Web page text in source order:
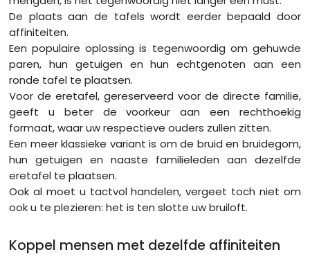
De plaats aan de tafels wordt eerder bepaald door
affiniteiten.
Een populaire oplossing is tegenwoordig om gehuwde
paren, hun getuigen en hun echtgenoten aan een
ronde tafel te plaatsen.
Voor de eretafel, gereserveerd voor de directe familie,
geeft u beter de voorkeur aan een rechthoekig
formaat, waar uw respectieve ouders zullen zitten.
Een meer klassieke variant is om de bruid en bruidegom,
hun getuigen en naaste familieleden aan dezelfde
eretafel te plaatsen.
Ook al moet u tactvol handelen, vergeet toch niet om
ook u te plezieren: het is ten slotte uw bruiloft.
Koppel mensen met dezelfde affiniteiten